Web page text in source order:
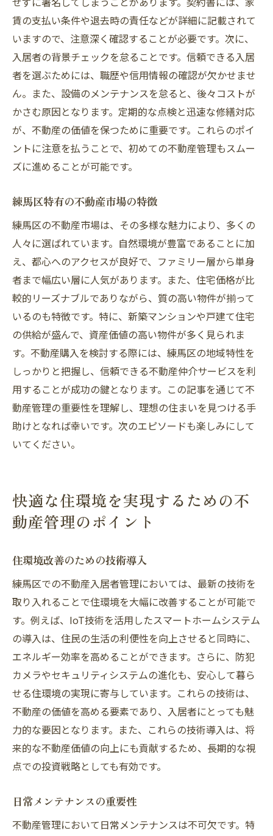
賃の支払い条件や退去時の責任などが詳細に記載されて
いますので、注意深く確認することが必要です。次に、
入居者の背景チェックを怠ることです。信頼できる入居
者を選ぶためには、職歴や信用情報の確認が欠かせませ
ん。また、設備のメンテナンスを怠ると、後々コストが
かさむ原因となります。定期的な点検と迅速な修繕対応
が、不動産の価値を保つために重要です。これらのポイ
ントに注意を払うことで、初めての不動産管理もスムー
ズに進めることが可能です。
練馬区特有の不動産市場の特徴
練馬区の不動産市場は、その多様な魅力により、多くの
人々に選ばれています。自然環境が豊富であることに加
え、都心へのアクセスが良好で、ファミリー層から単身
者まで幅広い層に人気があります。また、住宅価格が比
較的リーズナブルでありながら、質の高い物件が揃って
いるのも特徴です。特に、新築マンションや戸建て住宅
の供給が盛んで、資産価値の高い物件が多く見られま
す。不動産購入を検討する際には、練馬区の地域特性を
しっかりと把握し、信頼できる不動産仲介サービスを利
用することが成功の鍵となります。この記事を通じて不
動産管理の重要性を理解し、理想の住まいを見つける手
助けとなれば幸いです。次のエピソードも楽しみにして
いてください。
快適な住環境を実現するための不
動産管理のポイント
住環境改善のための技術導入
練馬区での不動産入居者管理においては、最新の技術を
取り入れることで住環境を大幅に改善することが可能で
す。例えば、IoT技術を活用したスマートホームシステム
の導入は、住民の生活の利便性を向上させると同時に、
エネルギー効率を高めることができます。さらに、防犯
カメラやセキュリティシステムの進化も、安心して暮ら
せる住環境の実現に寄与しています。これらの技術は、
不動産の価値を高める要素であり、入居者にとっても魅
力的な要因となります。また、これらの技術導入は、将
来的な不動産価値の向上にも貢献するため、長期的な視
点での投資戦略としても有効です。
日常メンテナンスの重要性
不動産管理において日常メンテナンスは不可欠です。特